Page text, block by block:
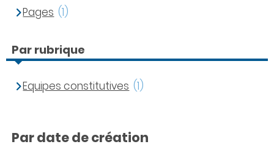
Pages (1)
Par rubrique
Equipes constitutives (1)
Par date de création